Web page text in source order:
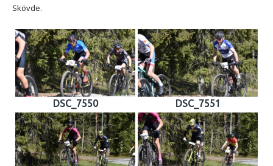
Skövde.
DSC_7550 DSC_7551